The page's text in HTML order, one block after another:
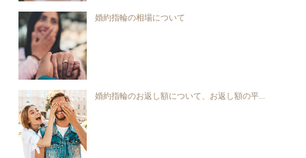
婚約指輪の相場について
婚約指輪のお返し額について、お返し額の平...